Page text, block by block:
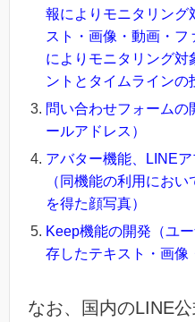
報によりモニタリング
スト・画像・動画・フ
によりモニタリング対
ントとタイムラインの
問い合わせフォームの
ールアドレス）
アバター機能、LINE
（同機能の利用にお
を得た顔写真）
Keep機能の開発（ユ
存したテキスト・画像
なお、国内のLINE